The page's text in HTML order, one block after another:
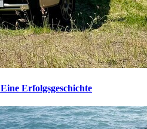
Eine Erfolgsgeschichte